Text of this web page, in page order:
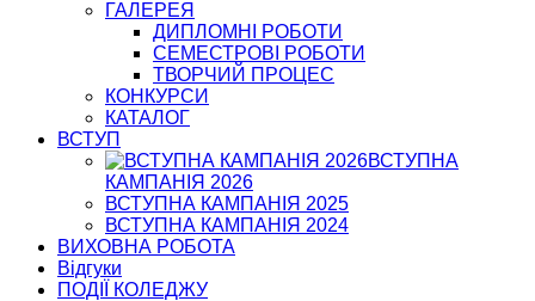
ГАЛЕРЕЯ
ДИПЛОМНІ РОБОТИ
СЕМЕСТРОВІ РОБОТИ
ТВОРЧИЙ ПРОЦЕС
КОНКУРСИ
КАТАЛОГ
ВСТУП
ВСТУПНА
КАМПАНІЯ 2026
ВСТУПНА КАМПАНІЯ 2025
ВСТУПНА КАМПАНІЯ 2024
ВИХОВНА РОБОТА
Відгуки
ПОДІЇ КОЛЕДЖУ